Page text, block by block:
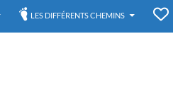
LES DIFFÉRENTS CHEMINS